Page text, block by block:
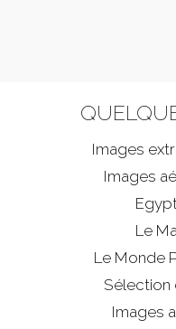
Images
Images
Le
Le Monde
Sélection
Images